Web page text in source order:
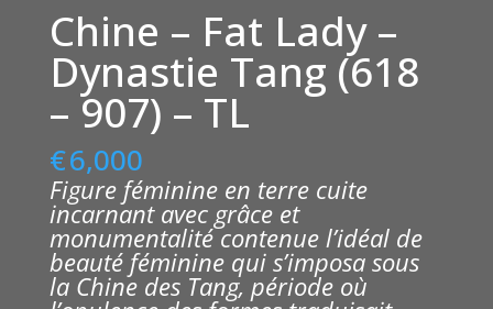
Chine – Fat Lady –
Dynastie Tang (618
– 907) – TL
€6,000
Figure féminine en terre cuite
incarnant avec grâce et
monumentalité contenue l’idéal de
beauté féminine qui s’imposa sous
la Chine des Tang, période où